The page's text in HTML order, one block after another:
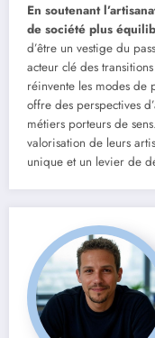
En soutenant
de société plus
d’être un vestige du
acteur clé des
réinvente les modes de
offre des perspectives
métiers porteurs de
valorisation de leurs
unique et un levier de